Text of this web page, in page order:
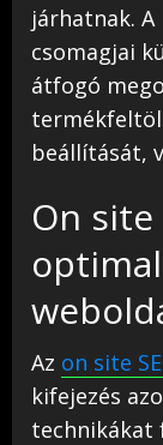
járhatnak. A
csomagjai
átfogó
beállítását,
On site
Az on site
kifejezés
technikákat